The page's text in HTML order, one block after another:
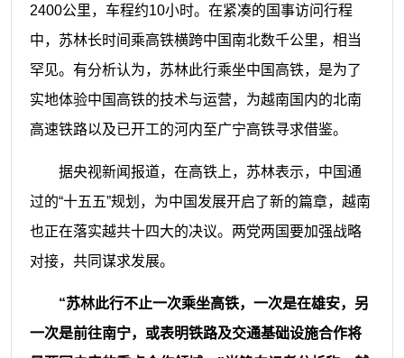
2400公里，车程约10小时。在紧凑的国事访问行程
中，苏林长时间乘高铁横跨中国南北数千公里，相当
罕见。有分析认为，苏林此行乘坐中国高铁，是为了
实地体验中国高铁的技术与运营，为越南国内的北南
高速铁路以及已开工的河内至广宁高铁寻求借鉴。
据央视新闻报道，在高铁上，苏林表示，中国通
过的“十五五”规划，为中国发展开启了新的篇章，越南
也正在落实越共十四大的决议。两党两国要加强战略
对接，共同谋求发展。
“苏林此行不止一次乘坐高铁，一次是在雄安，另
一次是前往南宁，或表明铁路及交通基础设施合作将